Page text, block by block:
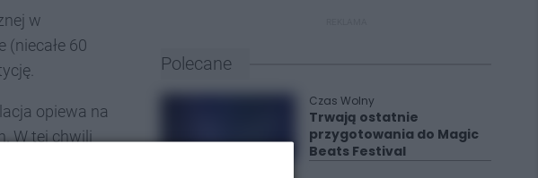
w
(niecałe 60
opiewa na
W tej chwili
i
Polecane
Czas Wolny
Trwają ostatnie
przygotowania do Magic
Beats Festival